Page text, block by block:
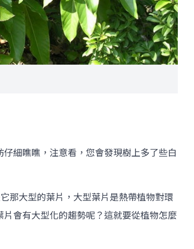
細瞧瞧，注意看，您會發現樹上多了些白
那大型的葉片，大型葉片是熱帶植物對環
會有大型化的趨勢呢？這就要從植物怎麼